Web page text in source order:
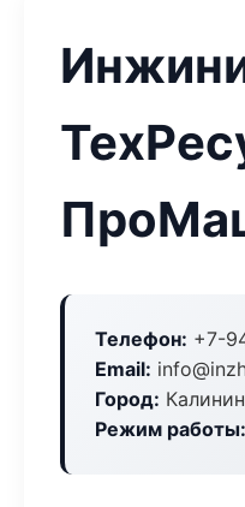
Телефон: +7-
Email:
Город:
Режим работы: